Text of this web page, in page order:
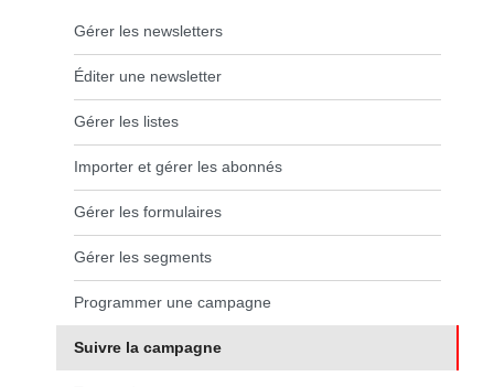
Gérer les newsletters
Éditer une newsletter
Gérer les listes
Importer et gérer les abonnés
Gérer les formulaires
Gérer les segments
Programmer une campagne
Suivre la campagne